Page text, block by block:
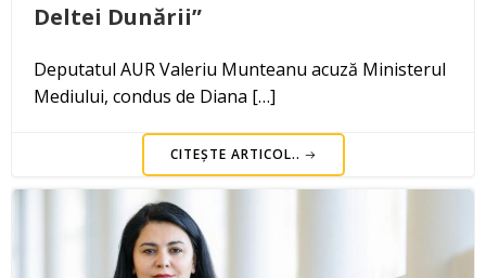
Deltei Dunării”
Deputatul AUR Valeriu Munteanu acuză Ministerul
Mediului, condus de Diana […]
CITEȘTE ARTICOL..